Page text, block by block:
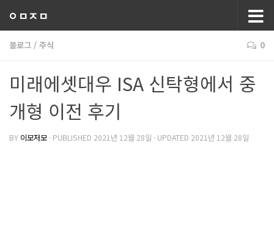
ㅇㅁㅈㅁ
블로그 / 주식 0
미래에셋대우 ISA 신탁형에서 중
개형 이전 후기
BY 이모저모 · PUBLISHED 2021년 12월 28일 · UPDATED 2021년 12월 28일